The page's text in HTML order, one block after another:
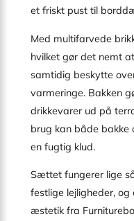
et friskt pust til
Med multifarvede
hvilket gør det nemt
samtidig beskytte
varmeringe. Bakken
drikkevarer ud på
brug kan både bakke
en fugtig klud.
Sættet fungerer lige
festlige lejligheder, og
æstetik fra